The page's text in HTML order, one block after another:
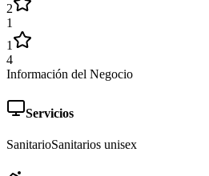
2
1
1
4
Información del Negocio
Servicios
SanitarioSanitarios unisex